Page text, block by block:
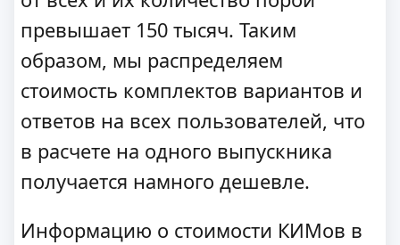
превышает 150 тысяч. Таким
образом, мы распределяем
стоимость комплектов вариантов и
ответов на всех пользователей, что
в расчете на одного выпускника
получается намного дешевле.
Информацию о стоимости КИМов в